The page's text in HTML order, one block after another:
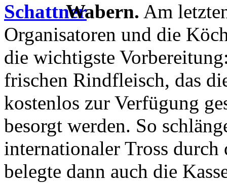
Wabern. Am
Organisatoren und die
die wichtigste
frischen Rindfleisch, das
kostenlos zur Verfügung
besorgt werden. So
internationaler Tross
belegte dann auch die